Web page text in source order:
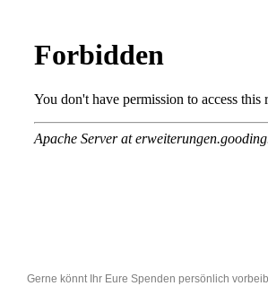
Gerne könnt Ihr Eure Spenden persönlich